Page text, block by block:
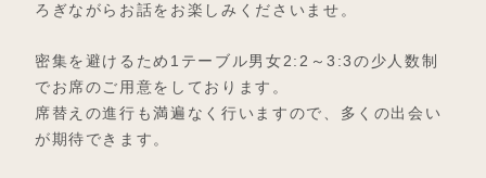
ろぎながらお話をお楽しみくださいませ。
密集を避けるため1テーブル男女2:2～3:3の少人数制
でお席のご用意をしております。
席替えの進行も満遍なく行いますので、多くの出会い
が期待できます。